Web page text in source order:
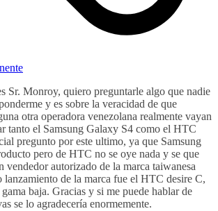
Sr. Monroy, quiero preguntarle algo que nadie
y es sobre la veracidad de que
otra operadora venezolana realmente vayan
tanto el Samsung Galaxy S4 como el HTC
pregunto por este ultimo, ya que Samsung
pero de HTC no se oye nada y se que
vendedor autorizado de la marca taiwanesa
lanzamiento de la marca fue el HTC desire C,
baja. Gracias y si me puede hablar de
se lo agradecería enormemente.